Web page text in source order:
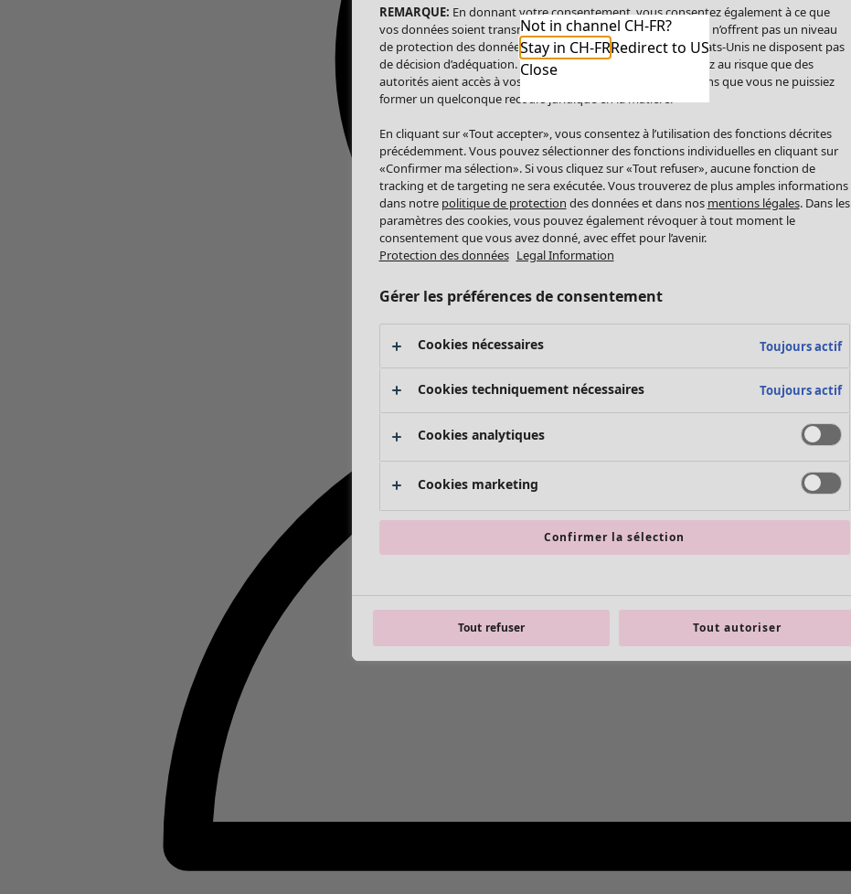
Not in channel CH-FR?
Stay in CH-FRRedirect to US
Close
REMARQUE: En donnant votre consentement, vous consentez également à ce que
vos données soient transmises aux États-Unis. Les États-Unis n’offrent pas un niveau
de protection des données comparable à celui de l’UE. Les États-Unis ne disposent pas
de décision d’adéquation. Par conséquent, vous vous exposez au risque que des
autorités aient accès à vos données à caractère personnel sans que vous ne puissiez
former un quelconque recours juridique en la matière.
En cliquant sur «Tout accepter», vous consentez à l’utilisation des fonctions décrites
précédemment. Vous pouvez sélectionner des fonctions individuelles en cliquant sur
«Confirmer ma sélection». Si vous cliquez sur «Tout refuser», aucune fonction de
tracking et de targeting ne sera exécutée. Vous trouverez de plus amples informations
dans notre politique de protection des données et dans nos mentions légales. Dans les
paramètres des cookies, vous pouvez également révoquer à tout moment le
consentement que vous avez donné, avec effet pour l’avenir.
Protection des données Legal Information
Gérer les préférences de consentement
Cookies nécessaires Toujours actif
Cookies techniquement nécessaires Toujours actif
Cookies analytiques
Cookies marketing
Confirmer la sélection
Tout refuser Tout autoriser